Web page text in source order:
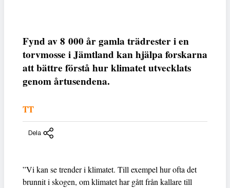
Fynd av 8 000 år gamla trädrester i en
torvmosse i Jämtland kan hjälpa forskarna
att bättre förstå hur klimatet utvecklats
genom årtusendena.
TT
Dela
”Vi kan se trender i klimatet. Till exempel hur ofta det
brunnit i skogen, om klimatet har gått från kallare till